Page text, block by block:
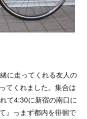
に走ってくれる友人の
てくれました。集合は
て4:30に新宿の南口に
』っまず都内を徘徊で